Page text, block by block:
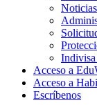
Noticias
Acceso a
Acceso a
Escríbenos